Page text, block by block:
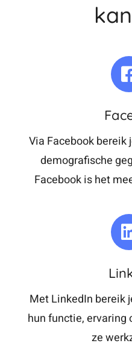
Via Facebook bereik
demografische
Facebook is het
Met LinkedIn bereik
hun functie, ervaring
ze